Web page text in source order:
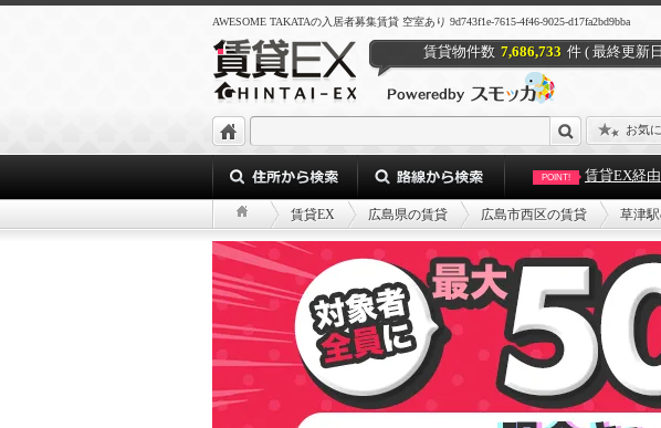
AWESOME TAKATAの入居者募集賃貸 空室あり 9d743f1e-7615-4f46-9025-d17fa2bd9bba
賃貸物件数 7,686,733 件 ( 最終更新
お気
POINT! 賃貸EX経
賃貸EX 広島県の賃貸 広島市西区の賃貸 草津